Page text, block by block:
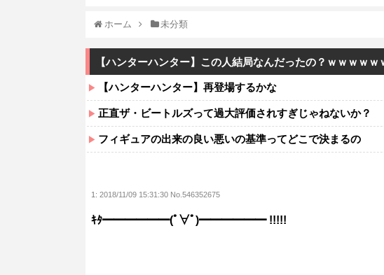
ホーム 未分類
【ハンターハンター】この人結局なんだったの？ｗｗｗｗｗ
【ハンターハンター】再登場するかな
正直ザ・ビートルズって過大評価されすぎじゃねないか？
フィギュアの出来の良い悪いの基準ってどこで決まるの
1: 2018/11/09 15:31:30 No.546352675
ｷﾀ━━━━━━(ﾟ∀ﾟ)━━━━━━ !!!!!